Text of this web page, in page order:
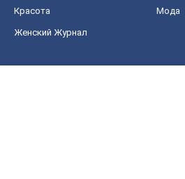
Красота Мода
Женский Журнал